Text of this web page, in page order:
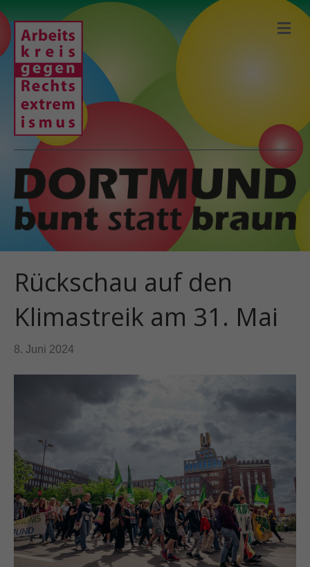
N
A
O
N
Rückschau auf den
Klimastreik am 31. Mai
8. Juni 2024